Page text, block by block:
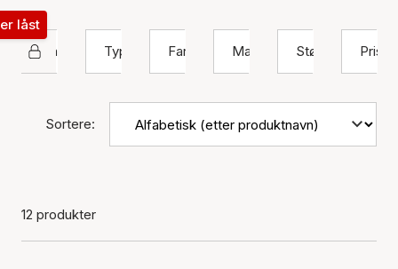
Izabel Camille
låst
Type
Farge Materiale Størrelse Pris
Sortere:
12 produkter